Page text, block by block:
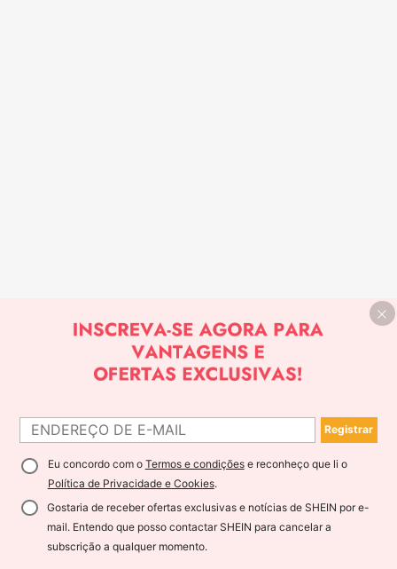
Registrar
Eu concordo com o Termos e condiçõese reconheço que li o
Política de Privacidade e Cookies.
Gostaria de receber ofertas exclusivas e notícias de SHEIN por e-
mail. Entendo que posso contactar SHEIN para cancelar a
subscrição a qualquer momento.